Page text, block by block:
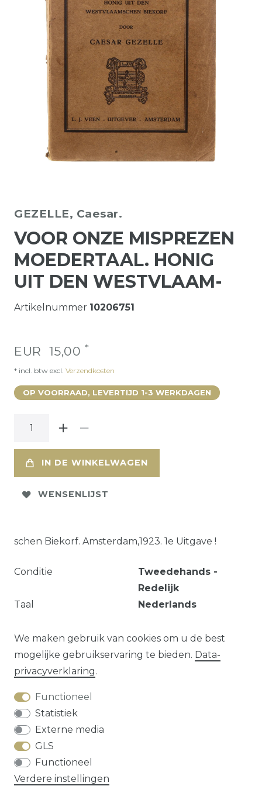
GEZELLE, Caesar.
VOOR ONZE MISPREZEN
MOEDERTAAL. HONIG
UIT DEN WESTVLAAM-
Artikelnummer 10206751
EUR 15,00 *
* incl. btw excl. Verzendkosten
OP VOORRAAD, LEVERTIJD 1-3 WERKDAGEN
IN DE WINKELWAGEN
WENSENLIJST
schen Biekorf. Amsterdam,1923. 1e Uitgave !
Conditie
Tweedehands -
Redelijk
Taal
Nederlands
Publicatiejaar
1923
Vraag over dit artikel?
We maken gebruik van cookies om u de best
mogelijke gebruikservaring te bieden. Data­
privacy­verklaring.
Functioneel
Statistiek
Externe media
GLS
Functioneel
Verdere instellingen